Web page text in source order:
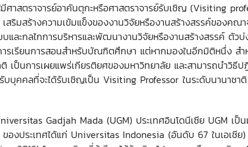
าสตราจารย์อาคันตุกะหรือศาสตราจารย์รับเชิญ (Visiting
ริมสร้างความเข้มแข็งของงานวิจัยหรืองานสร้างสรรค์ของคณา
บและกลไกการบริหารและพัฒนางานวิจัยหรืองานสร้างสรรค์ ตั
ารเรียนการสอนสำหรับบัณฑิตศึกษา แต่หากมองในอีกมิติหนึ่ง
เป็นการเผยแพร่เกียรติยศของมหาวิทยาลัย และสามารถนำวิ
บบุคคลที่จะได้รับเชิญเป็น Visiting Professor ในระดับนานาชาติ
Gadjah Mada (UGM) ประเทศอินโดนีเซีย UGM เป็
องประเทศได้แก่ Universitas Indonesia (อันดับ 67 ในเอเ